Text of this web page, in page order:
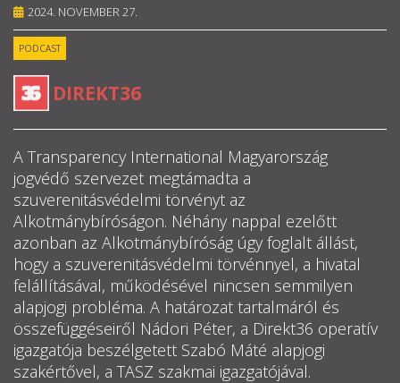
CSAPAT
MŰKÖDÉS
TÁMOGATÁS
1%
WEBSHOP



EN

2024. NOVEMBER 27.
PODCAST
DIREKT36
A Transparency International Magyarország
jogvédő szervezet megtámadta a
szuverenitásvédelmi törvényt az
Alkotmánybíróságon. Néhány nappal ezelőtt
azonban az Alkotmánybíróság úgy foglalt állást,
hogy a szuverenitásvédelmi törvénnyel, a hivatal
felállításával, működésével nincsen semmilyen
alapjogi probléma. A határozat tartalmáról és
összefüggéseiről Nádori Péter, a Direkt36 operatív
igazgatója beszélgetett Szabó Máté alapjogi
szakértővel, a TASZ szakmai igazgatójával.